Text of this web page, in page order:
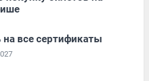
на все сертификаты